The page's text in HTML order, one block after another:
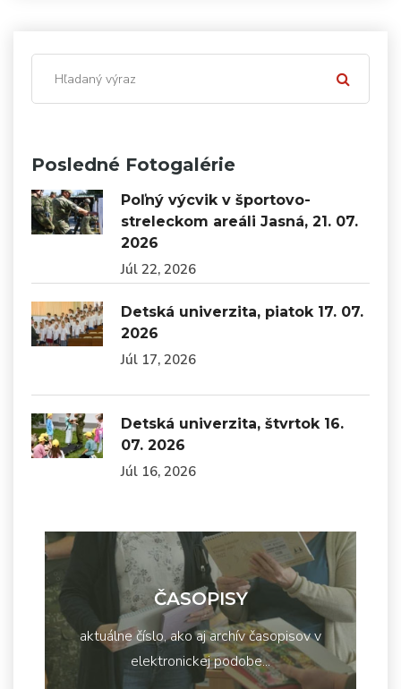
Posledné Fotogalérie
Poľný výcvik v športovo-
streleckom areáli Jasná, 21. 07.
2026
Júl 22, 2026
Detská univerzita, piatok 17. 07.
2026
Júl 17, 2026
Detská univerzita, štvrtok 16.
07. 2026
Júl 16, 2026
ČASOPISY
aktuálne číslo, ako aj archív časopisov v
elektronickej podobe...